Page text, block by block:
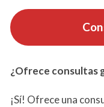
¿Ofrece consultas
¡Sí! Ofrece una